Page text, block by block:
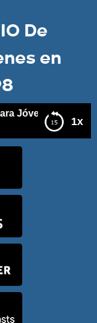
De
en
1x
en 2025 |
Para Jóvenes en